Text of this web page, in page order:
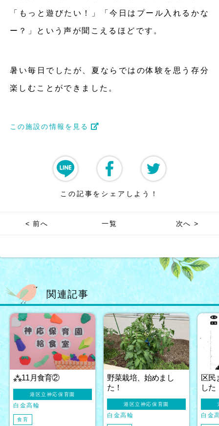
「もっと遊びたい！」「今日はプール入れるかな
ー？」という声が聞こえるほどです。
暑い毎日でしたが、夏ならではの体験を思う存分
楽しむことができました。
この施設の情報を見る
この記事をシェアしよう！
< 前へ 一覧 次へ >
関連記事
⁂11月食育②
港区立神応保育園
白金高輪
食育
野菜栽培、始めまし
た！
港区立神応保育園
白金高輪
区民
した
白金